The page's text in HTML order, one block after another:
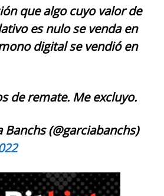
que algo cuyo valor de
es nulo se venda en
digital se vendió en
de remate. Me excluyo.
(@garciabanchs)